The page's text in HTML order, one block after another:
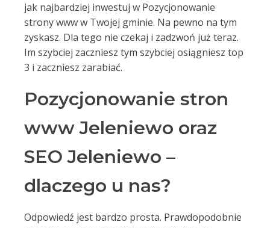
jak najbardziej inwestuj w Pozycjonowanie
strony www w Twojej gminie. Na pewno na tym
zyskasz. Dla tego nie czekaj i zadzwoń już teraz.
Im szybciej zaczniesz tym szybciej osiągniesz top
3 i zaczniesz zarabiać.
Pozycjonowanie stron
www Jeleniewo oraz
SEO Jeleniewo –
dlaczego u nas?
Odpowiedź jest bardzo prosta. Prawdopodobnie